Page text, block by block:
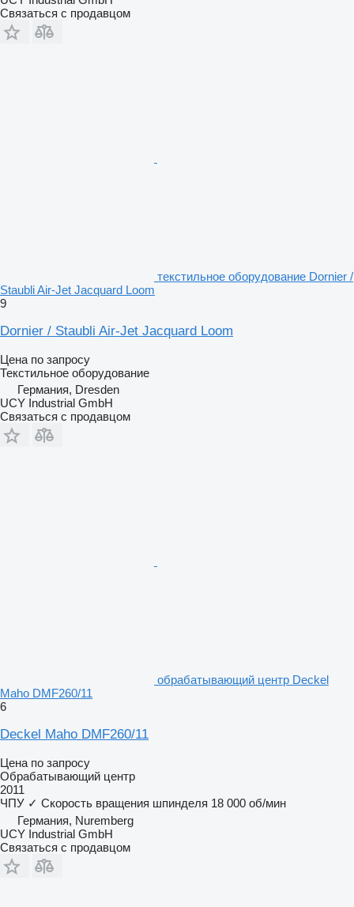
Связаться с продавцом
текстильное оборудование Dornier /
Staubli Air-Jet Jacquard Loom
9
Dornier / Staubli Air-Jet Jacquard Loom
Цена по запросу
Текстильное оборудование
Германия, Dresden
UCY Industrial GmbH
Связаться с продавцом
обрабатывающий центр Deckel
Maho DMF260/11
6
Deckel Maho DMF260/11
Цена по запросу
Обрабатывающий центр
2011
ЧПУ ✓ Скорость вращения шпинделя 18 000 об/мин
Германия, Nuremberg
UCY Industrial GmbH
Связаться с продавцом